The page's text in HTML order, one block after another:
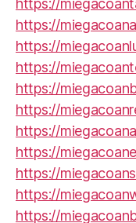
https://
https://
https://
https://
https://
https://
https://
https://
https://
https://
https://